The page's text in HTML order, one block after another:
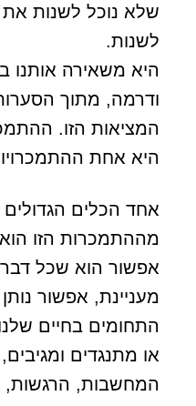
שלא נוכל לשנות את
לשנות.
היא משאירה אותנו
ודרמה, מתוך
המציאות הזו.
היא אחת
אחד הכלים
מההתמכרות הזו
אפשור הוא שכל
מעניינת, אפשור
התחומים בחיים
או מתנגדים
המחשבות, הרגשות,